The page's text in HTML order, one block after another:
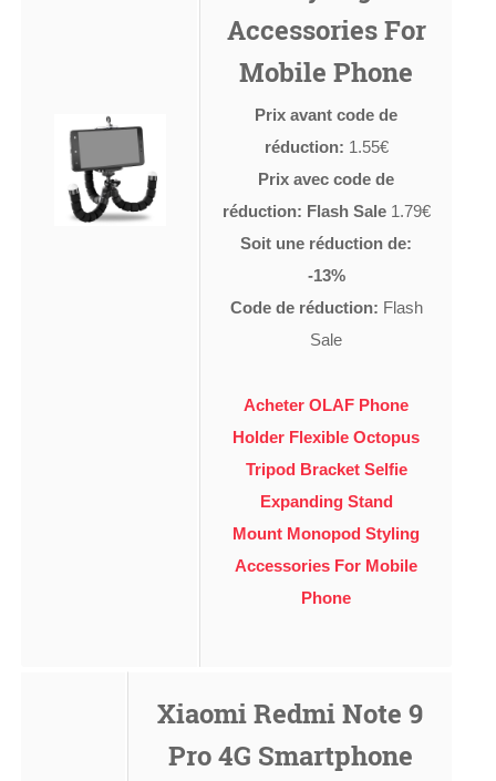
Accessories For
Mobile Phone
Prix avant code de
réduction: 1.55€
Prix avec code de
réduction: Flash Sale 1.79€
Soit une réduction de:
-13%
Code de réduction: Flash
Sale
Acheter OLAF Phone
Holder Flexible Octopus
Tripod Bracket Selfie
Expanding Stand
Mount Monopod Styling
Accessories For Mobile
Phone
Xiaomi Redmi Note 9
Pro 4G Smartphone